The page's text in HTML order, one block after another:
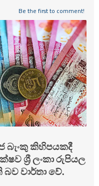
Be the first to comment!
බැංකු කිහිපයකදී
ශ්‍රී ලංකා රුපියල
වාර්තා වේ.